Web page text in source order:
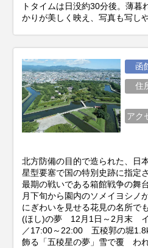
トタイムは日没約30分後。薄暮
かりが美しく映え、写真も写し
函
住
アク
北方防備の目的で造られた、日
星型要塞で国の特別史跡に指定
最期の戦いである箱館戦争の舞
月下旬から園内のソメイヨシノ
にぎわいを見せる花見の名所で
(ほし)の夢 12月1日～2月末 イ
／17:00～22:00 五稜郭の堀
飾る「五稜星の夢」雪で覆 わ